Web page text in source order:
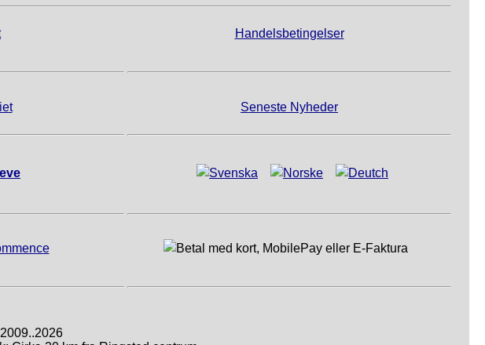
Handelsbetingelser
Seneste Nyheder